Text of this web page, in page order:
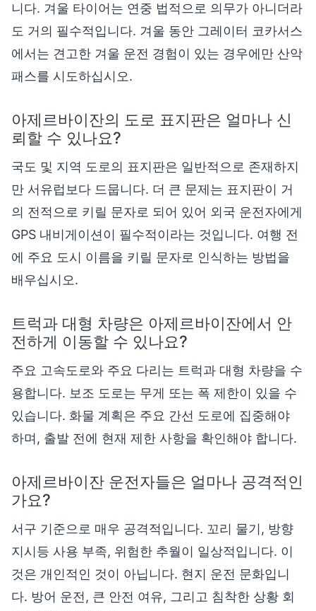
니다. 겨울 타이어는 연중 법적으로 의무가 아니더라
도 거의 필수적입니다. 겨울 동안 그레이터 코카서스
에서는 견고한 겨울 운전 경험이 있는 경우에만 산악
패스를 시도하십시오.
아제르바이잔의 도로 표지판은 얼마나 신
뢰할 수 있나요?
국도 및 지역 도로의 표지판은 일반적으로 존재하지
만 서유럽보다 드뭅니다. 더 큰 문제는 표지판이 거
의 전적으로 키릴 문자로 되어 있어 외국 운전자에게
GPS 내비게이션이 필수적이라는 것입니다. 여행 전
에 주요 도시 이름을 키릴 문자로 인식하는 방법을
배우십시오.
트럭과 대형 차량은 아제르바이잔에서 안
전하게 이동할 수 있나요?
주요 고속도로와 주요 다리는 트럭과 대형 차량을 수
용합니다. 보조 도로는 무게 또는 폭 제한이 있을 수
있습니다. 화물 계획은 주요 간선 도로에 집중해야
하며, 출발 전에 현재 제한 사항을 확인해야 합니다.
아제르바이잔 운전자들은 얼마나 공격적인
가요?
서구 기준으로 매우 공격적입니다. 꼬리 물기, 방향
지시등 사용 부족, 위험한 추월이 일상적입니다. 이
것은 개인적인 것이 아닙니다. 현지 운전 문화입니
다. 방어 운전, 큰 안전 여유, 그리고 침착한 상황 회